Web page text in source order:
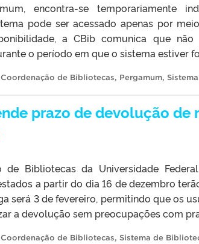
encontra-se temporariamente
pode ser acessado apenas por
a CBib comunica que
o período em que o sistema estiver
Coordenação de Bibliotecas, Pergamum,
prazo de devolução
de Bibliotecas da Universidade
a partir do dia 16 de dezembro
será 3 de fevereiro, permitindo que os
a devolução sem preocupações com
Coordenação de Bibliotecas, Sistema de